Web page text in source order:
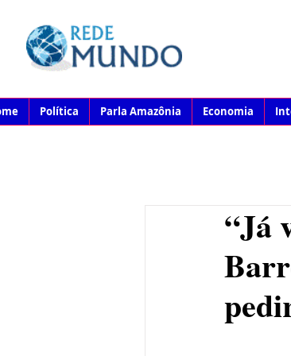
Política Parla Amazônia Economia
“Já